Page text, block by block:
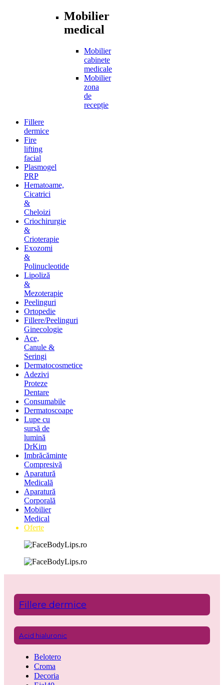
Mobilier
medical
Mobilier
cabinete
medicale
Mobilier
zona
de
recepție
Fillere
dermice
Fire
lifting
facial
Plasmogel
PRP
Hematoame,
Cicatrici
&
Cheloizi
Criochirurgie
&
Crioterapie
Exozomi
&
Polinucleotide
Lipoliză
&
Mezoterapie
Peelinguri
Ortopedie
Fillere/Peelinguri
Ginecologie
Ace,
Canule &
Seringi
Dermatocosmetice
Adezivi
Proteze
Dentare
Consumabile
Dermatoscoape
Lupe cu
sursă de
lumină
DrKim
Imbrăcăminte
Compresivă
Aparatură
Medicală
Aparatură
Corporală
Mobilier
Medical
Oferte
Fillere dermice
Acid hialuronic
Belotero
Croma
Decoria